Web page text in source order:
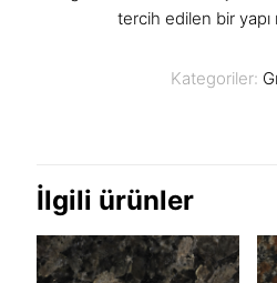
tercih edilen bir yapı
Kategoriler:
İlgili ürünler